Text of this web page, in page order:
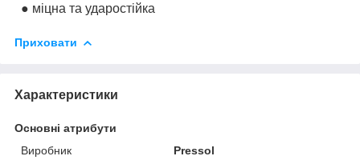
● міцна та ударостійка
Приховати
Характеристики
Основні атрибути
Виробник
Pressol